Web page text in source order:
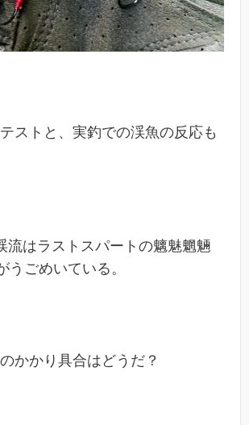
ストと、実釣での渓魚の反応も
流はラストスパートの魑魅魍魎
うごめいている。
かかり具合はどうだ？